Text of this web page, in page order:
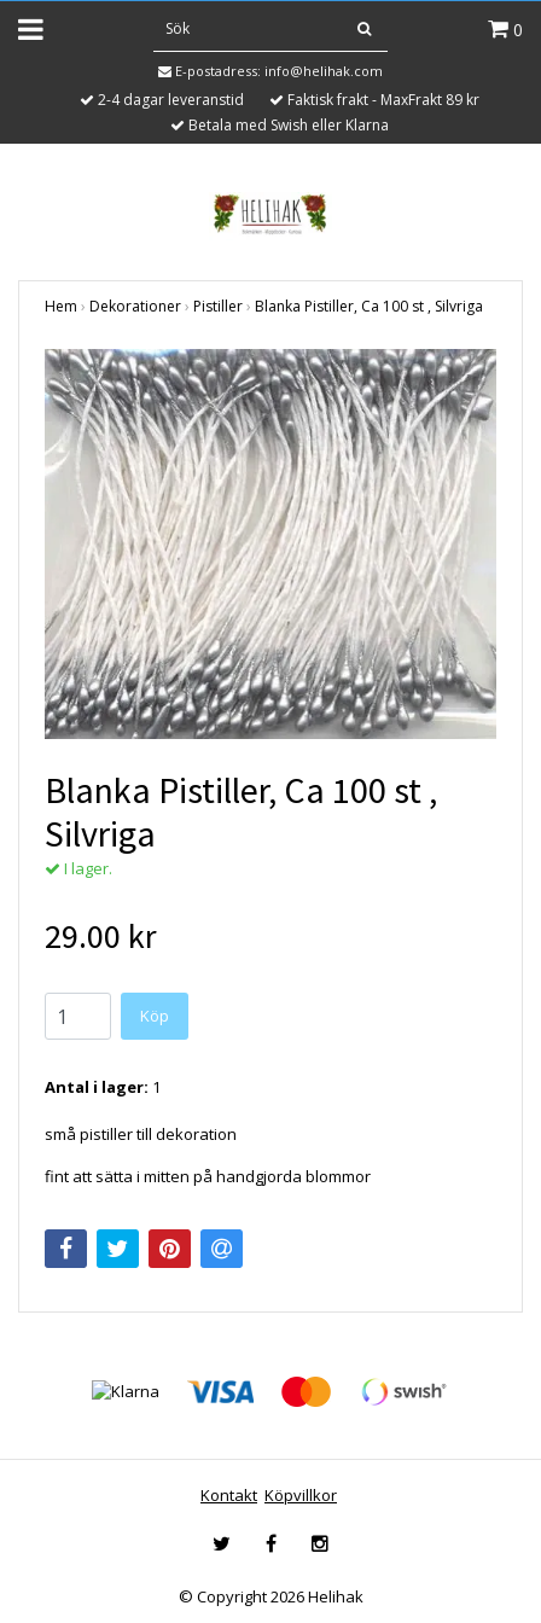
0
E-postadress: info@helihak.com
2-4 dagar leveranstid
Faktisk frakt - MaxFrakt 89 kr
Betala med Swish eller Klarna
Hem › Dekorationer› Pistiller› Blanka Pistiller, Ca 100 st , Silvriga
Blanka Pistiller, Ca 100 st ,
Silvriga
I lager.
29.00 kr
Antal i lager: 1
små pistiller till dekoration
fint att sätta i mitten på handgjorda blommor
Kontakt Köpvillkor
© Copyright 2026 Helihak